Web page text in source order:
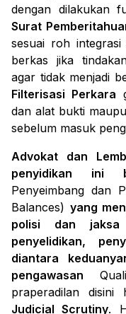
dengan dilakukan
Surat
sesuai roh
berkas jika
agar tidak menjadi
Filterisasi Perkara
dan alat bukti
sebelum masuk
Advokat dan
penyidikan ini
Penyeimbang dan
Balances) yang
polisi dan jaksa
penyelidikan,
diantara
pengawasan
praperadilan disini
Judicial Scrutiny.